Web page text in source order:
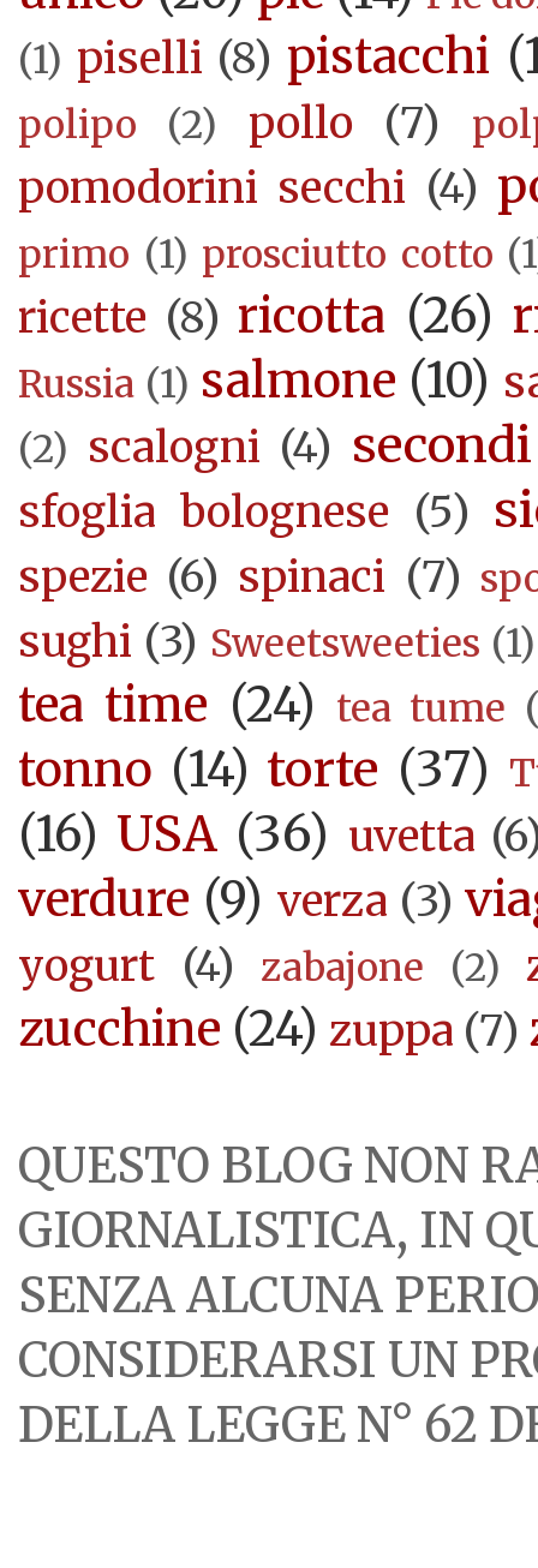
(1) piselli (8) pistacchi
polipo (2) pollo (7)
pomodorini secchi (4)
primo (1) prosciutto cotto
ricette (8) ricotta (26)
Russia (1) salmone (10)
(2) scalogni (4) secondi
sfoglia bolognese (5)
spezie (6) spinaci (7)
sughi (3) Sweetsweeties (1)
tea time (24) tea tume
tonno (14) torte (37)
(16) USA (36) uvetta
verdure (9) verza (3)
yogurt (4) zabajone (2)
zucchine (24) zuppa (7)
QUESTO BLOG NON
GIORNALISTICA, IN
SENZA ALCUNA
CONSIDERARSI UN
DELLA LEGGE N° 62